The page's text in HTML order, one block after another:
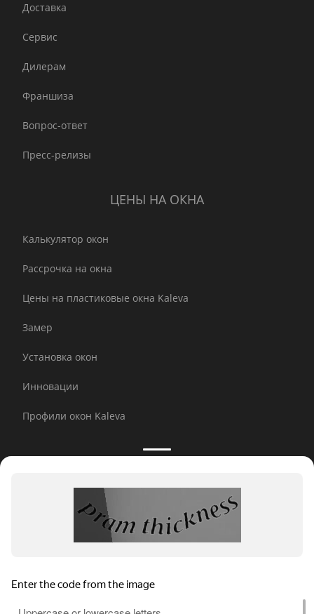
Доставка
Сервис
Дилерам
Франшиза
Вопрос-ответ
Пресс-релизы
ЦЕНЫ НА ОКНА
Калькулятор окон
Рассрочка на окна
Цены на пластиковые окна Kaleva
Замер
Установка окон
Инновации
Профили окон Kaleva
Принимаем к оплате: